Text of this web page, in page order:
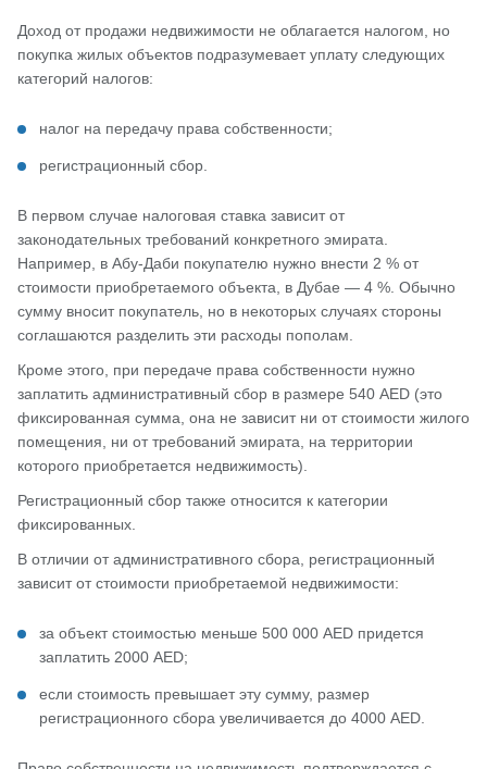
Доход от продажи недвижимости не облагается налогом, но
покупка жилых объектов подразумевает уплату следующих
категорий налогов:
налог на передачу права собственности;
регистрационный сбор.
В первом случае налоговая ставка зависит от
законодательных требований конкретного эмирата.
Например, в Абу-Даби покупателю нужно внести 2 % от
стоимости приобретаемого объекта, в Дубае — 4 %. Обычно
сумму вносит покупатель, но в некоторых случаях стороны
соглашаются разделить эти расходы пополам.
Кроме этого, при передаче права собственности нужно
заплатить административный сбор в размере 540 AED (это
фиксированная сумма, она не зависит ни от стоимости жилого
помещения, ни от требований эмирата, на территории
которого приобретается недвижимость).
Регистрационный сбор также относится к категории
фиксированных.
В отличии от административного сбора, регистрационный
зависит от стоимости приобретаемой недвижимости:
за объект стоимостью меньше 500 000 AED придется
заплатить 2000 AED;
если стоимость превышает эту сумму, размер
регистрационного сбора увеличивается до 4000 AED.